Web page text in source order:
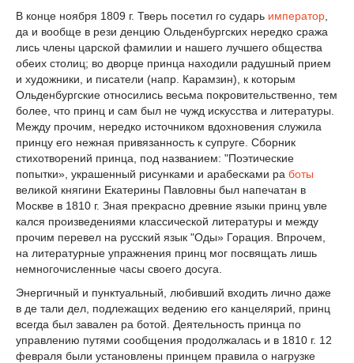
В конце ноября 1809 г. Тверь посетил го сударь император
да и вообще в рези денцию Ольденбургских нередко сража
лись члены царской фамилии и нашего лучшего общества
обеих столиц; во дворце принца находили радушный прием
и художники, и писатели (напр. Карамзин), к которым
Ольденбургские относились весьма покровительственно, тем
более, что принц и сам был не чужд искусства и литературы.
Между прочим, нередко источником вдохновения служила
принцу его нежная привязанность к супруге. Сборник
стихотворений принца, под названием: "Поэтические
попытки», украшенный рисунками и арабесками ра боты
великой княгини Екатерины Павловны был напечатан в
Москве в 1810 г. Зная прекрасно древние языки принц увле
кался произведениями классической литературы и между
прочим перевел на русский язык "Оды» Горация. Впрочем,
на литературные упражнения принц мог посвящать лишь
немногочисленные часы своего досуга.
Энергичный и пунктуальный, любивший входить лично даже
в де тали дел, подлежащих ведению его канцелярий, принц
всегда был завален ра ботой. Деятельность принца по
управлению путями сообщения продолжалась и в 1810 г. 12
февраля были установлены принцем правила о нагрузке